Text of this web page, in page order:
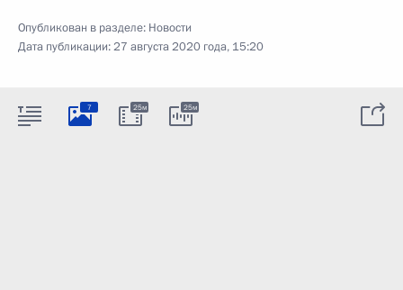
Опубликован в разделе: Новости
Дата публикации:27 августа 2020 года, 15:20
7 25м 25м